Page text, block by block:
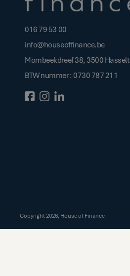
016 79 53 00
info@houseoffinance.be
Mombeekdreef 38, 3500 Hasselt
BTW nummer : 0730 787 211
Copyright 2026, House of Finance